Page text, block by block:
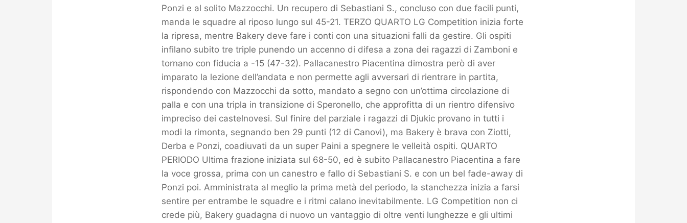
Ponzi e al solito Mazzocchi. Un recupero di Sebastiani S., concluso con due facili punti,
manda le squadre al riposo lungo sul 45-21. TERZO QUARTO LG Competition inizia forte
la ripresa, mentre Bakery deve fare i conti con una situazioni falli da gestire. Gli ospiti
infilano subito tre triple punendo un accenno di difesa a zona dei ragazzi di Zamboni e
tornano con fiducia a -15 (47-32). Pallacanestro Piacentina dimostra però di aver
imparato la lezione dell’andata e non permette agli avversari di rientrare in partita,
rispondendo con Mazzocchi da sotto, mandato a segno con un’ottima circolazione di
palla e con una tripla in transizione di Speronello, che approfitta di un rientro difensivo
impreciso dei castelnovesi. Sul finire del parziale i ragazzi di Djukic provano in tutti i
modi la rimonta, segnando ben 29 punti (12 di Canovi), ma Bakery è brava con Ziotti,
Derba e Ponzi, coadiuvati da un super Paini a spegnere le velleità ospiti. QUARTO
PERIODO Ultima frazione iniziata sul 68-50, ed è subito Pallacanestro Piacentina a fare
la voce grossa, prima con un canestro e fallo di Sebastiani S. e con un bel fade-away di
Ponzi poi. Amministrata al meglio la prima metà del periodo, la stanchezza inizia a farsi
sentire per entrambe le squadre e i ritmi calano inevitabilmente. LG Competition non ci
crede più, Bakery guadagna di nuovo un vantaggio di oltre venti lunghezze e gli ultimi